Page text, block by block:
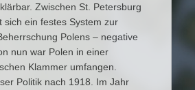
Zwischen St. Petersburg
sich ein festes System zur
Polens – negative
nun war Polen in einer
Klammer umfangen.
Politik nach 1918. Im Jahr